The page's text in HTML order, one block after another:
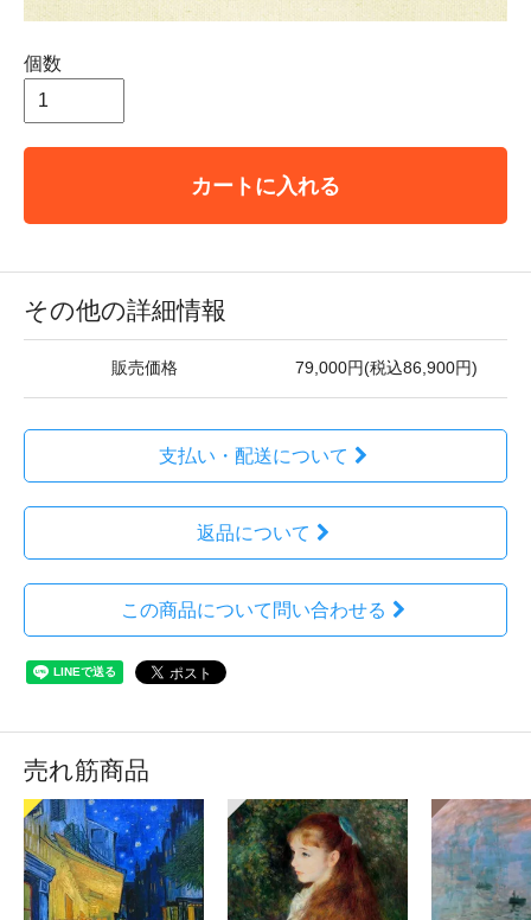
個数
カートに入れる
その他の詳細情報
販売価格 79,000円(税込86,900円)
支払い・配送について
返品について
この商品について問い合わせる
売れ筋商品